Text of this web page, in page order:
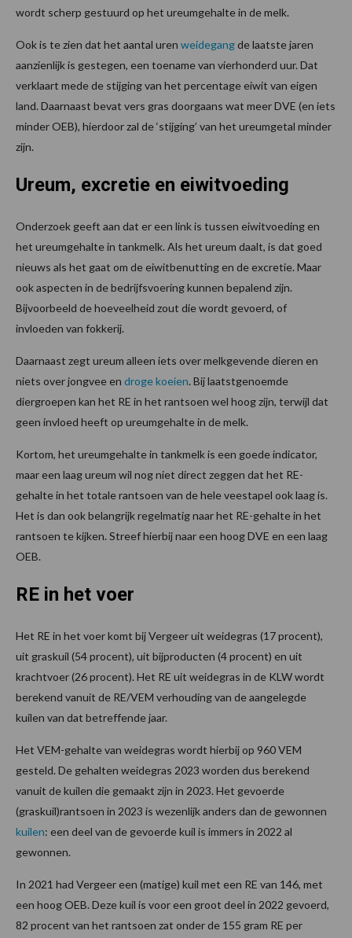
wordt scherp gestuurd op het ureumgehalte in de melk.
Ook is te zien dat het aantal uren weidegangde laatste jaren
aanzienlijk is gestegen, een toename van vierhonderd uur. Dat
verklaart mede de stijging van het percentage eiwit van eigen
land. Daarnaast bevat vers gras doorgaans wat meer DVE (en iets
minder OEB), hierdoor zal de ‘stijging’ van het ureumgetal minder
zijn.
Ureum, excretie en eiwitvoeding
Onderzoek geeft aan dat er een link is tussen eiwitvoeding en
het ureumgehalte in tankmelk. Als het ureum daalt, is dat goed
nieuws als het gaat om de eiwitbenutting en de excretie. Maar
ook aspecten in de bedrijfsvoering kunnen bepalend zijn.
Bijvoorbeeld de hoeveelheid zout die wordt gevoerd, of
invloeden van fokkerij.
Daarnaast zegt ureum alleen iets over melkgevende dieren en
niets over jongvee en droge koeien. Bij laatstgenoemde
diergroepen kan het RE in het rantsoen wel hoog zijn, terwijl dat
geen invloed heeft op ureumgehalte in de melk.
Kortom, het ureumgehalte in tankmelk is een goede indicator,
maar een laag ureum wil nog niet direct zeggen dat het RE-
gehalte in het totale rantsoen van de hele veestapel ook laag is.
Het is dan ook belangrijk regelmatig naar het RE-gehalte in het
rantsoen te kijken. Streef hierbij naar een hoog DVE en een laag
OEB.
RE in het voer
Het RE in het voer komt bij Vergeer uit weidegras (17 procent),
uit graskuil (54 procent), uit bijproducten (4 procent) en uit
krachtvoer (26 procent). Het RE uit weidegras in de KLW wordt
berekend vanuit de RE/VEM verhouding van de aangelegde
kuilen van dat betreffende jaar.
Het VEM-gehalte van weidegras wordt hierbij op 960 VEM
gesteld. De gehalten weidegras 2023 worden dus berekend
vanuit de kuilen die gemaakt zijn in 2023. Het gevoerde
(graskuil)rantsoen in 2023 is wezenlijk anders dan de gewonnen
kuilen: een deel van de gevoerde kuil is immers in 2022 al
gewonnen.
In 2021 had Vergeer een (matige) kuil met een RE van 146, met
een hoog OEB. Deze kuil is voor een groot deel in 2022 gevoerd,
82 procent van het rantsoen zat onder de 155 gram RE per